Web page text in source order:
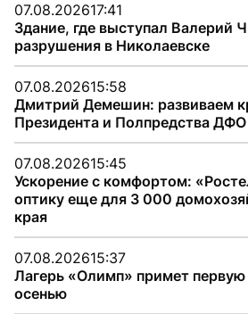
07.08.202617:41
Здание, где выступал Валерий
разрушения в Николаевске
07.08.202615:58
Дмитрий Демешин: развиваем
Президента и Полпредства ДФО
07.08.202615:45
Ускорение с комфортом:
оптику еще для 3 000
края
07.08.202615:37
Лагерь «Олимп» примет
осенью